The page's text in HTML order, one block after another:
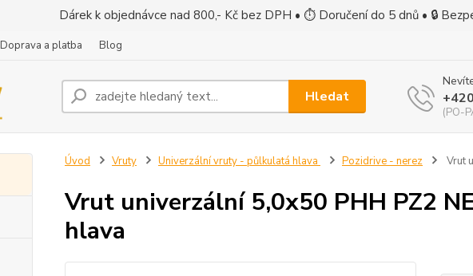
Dárek k objednávce nad 800,- Kč bez DPH • ⏱ Doručení do 5 dnů • 🔒
Doprava a platba Blog
Hledat
(PO-
Úvod Vruty Univerzální vruty - půlkulatá hlava Pozidrive - nerez Vrut
Vrut univerzální 5,0x50 PHH PZ2
hlava